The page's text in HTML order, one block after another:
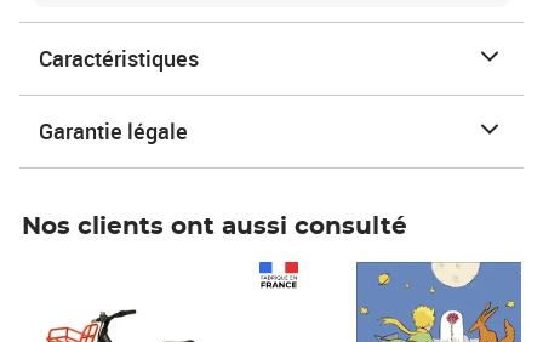
Caractéristiques
Garantie légale
Nos clients ont aussi consulté
Prix 7,50€